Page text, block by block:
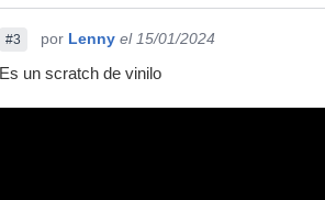
#3 por Lenny el 15/01/2024
Es un scratch de vinilo